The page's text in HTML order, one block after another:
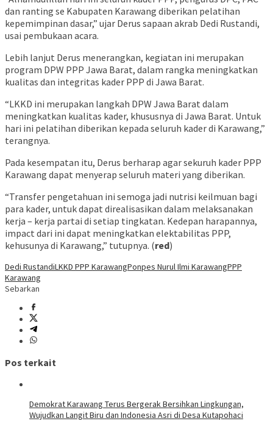
dan ranting se Kabupaten Karawang diberikan pelatihan
kepemimpinan dasar,” ujar Derus sapaan akrab Dedi Rustandi,
usai pembukaan acara.
Lebih lanjut Derus menerangkan, kegiatan ini merupakan
program DPW PPP Jawa Barat, dalam rangka meningkatkan
kualitas dan integritas kader PPP di Jawa Barat.
“LKKD ini merupakan langkah DPW Jawa Barat dalam
meningkatkan kualitas kader, khususnya di Jawa Barat. Untuk
hari ini pelatihan diberikan kepada seluruh kader di Karawang,”
terangnya.
Pada kesempatan itu, Derus berharap agar sekuruh kader PPP
Karawang dapat menyerap seluruh materi yang diberikan.
“Transfer pengetahuan ini semoga jadi nutrisi keilmuan bagi
para kader, untuk dapat direalisasikan dalam melaksanakan
kerja – kerja partai di setiap tingkatan. Kedepan harapannya,
impact dari ini dapat meningkatkan elektabilitas PPP,
kehusunya di Karawang,” tutupnya. (red)
Dedi RustandiLKKD PPP KarawangPonpes Nurul Ilmi KarawangPPP
Karawang
Sebarkan
Pos terkait
Demokrat Karawang Terus Bergerak Bersihkan Lingkungan,
Wujudkan Langit Biru dan Indonesia Asri di Desa Kutapohaci